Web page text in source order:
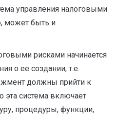
управления налоговыми
может быть и
рисками начинается
о ее создании, т.е.
должны прийти к
система включает
процедуры, функции,